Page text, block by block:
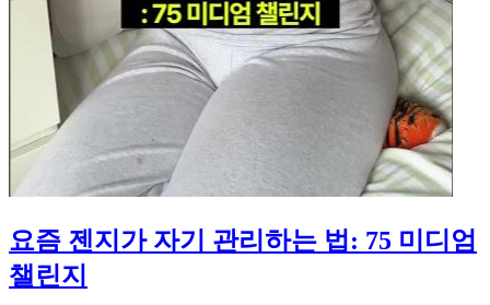
요즘 젠지가 자기 관리하는 법: 75 미디엄
챌린지